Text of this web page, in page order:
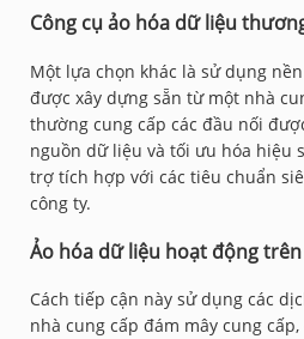
Công cụ ảo hóa dữ liệu
Một lựa chọn khác là sử dụng
được xây dựng sẵn từ một nhà
thường cung cấp các đầu nối
nguồn dữ liệu và tối ưu hóa hiệu
trợ tích hợp với các tiêu chuẩn
công ty.
Ảo hóa dữ liệu hoạt động
Cách tiếp cận này sử dụng các
nhà cung cấp đám mây cung